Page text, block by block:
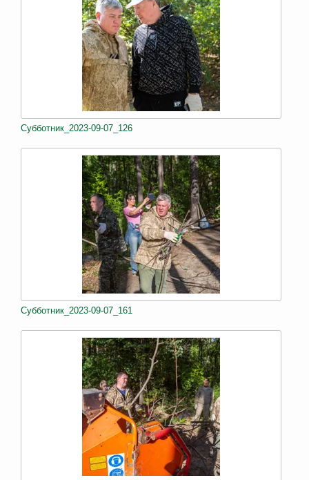
Субботник_2023-09-07_126
Субботник_2023-09-07_161